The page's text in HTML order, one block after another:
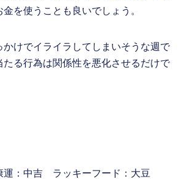
を使うことも良いでしょう。
かけでイライラしてしまいそうな週で
たる行為は関係性を悪化させるだけで
：中吉 ラッキーフード：大豆